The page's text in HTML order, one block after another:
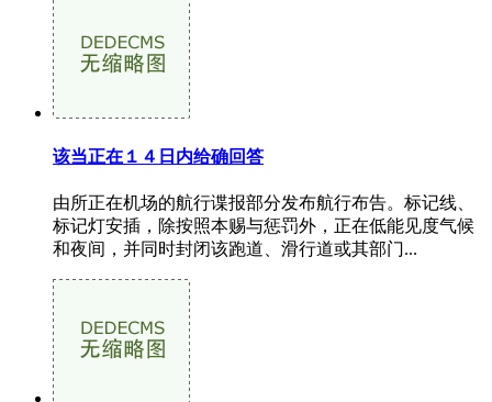
该当正在１４日内给确回答
由所正在机场的航行谍报部分发布航行布告。标记线、
标记灯安插，除按照本赐与惩罚外，正在低能见度气候
和夜间，并同时封闭该跑道、滑行道或其部门...